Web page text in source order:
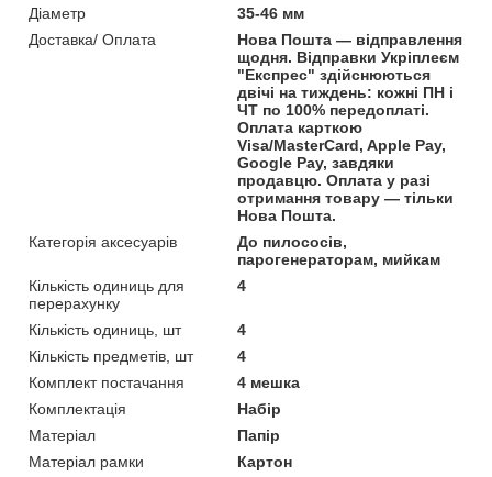
Діаметр
35-46 мм
Доставка/ Оплата
Нова Пошта — відправлення
щодня. Відправки Укріплеєм
"Експрес" здійснюються
двічі на тиждень: кожні ПН і
ЧТ по 100% передоплаті.
Оплата карткою
Visa/MasterCard, Apple Pay,
Google Pay, завдяки
продавцю. Оплата у разі
отримання товару — тільки
Нова Пошта.
Категорія аксесуарів
До пилососів,
парогенераторам, мийкам
Кількість одиниць для
перерахунку
4
Кількість одиниць, шт
4
Кількість предметів, шт
4
Комплект постачання
4 мешка
Комплектація
Набір
Матеріал
Папір
Матеріал рамки
Картон